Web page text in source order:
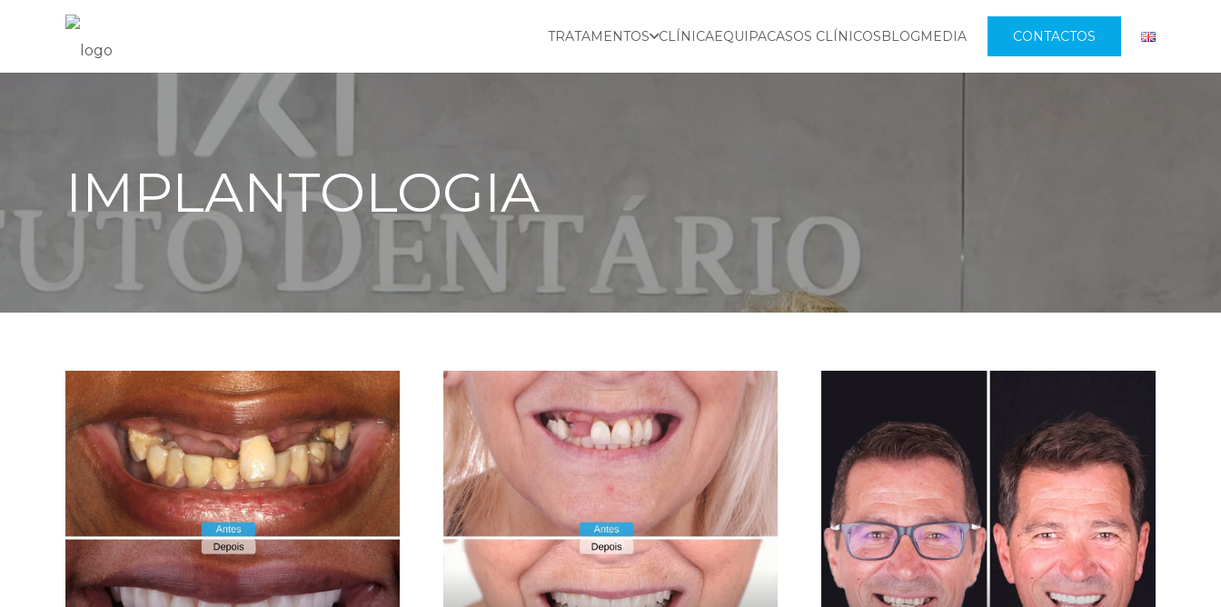
TRATAMENTOS CLÍNICAEQUIPACASOS CLÍNICOSBLOGMEDIA CONTACTOS
IMPLANTOLOGIA